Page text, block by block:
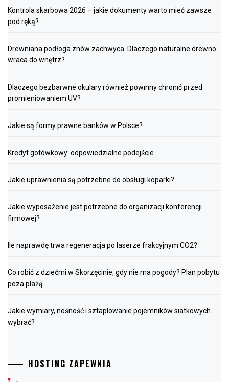
Kontrola skarbowa 2026 – jakie dokumenty warto mieć zawsze
pod ręką?
Drewniana podłoga znów zachwyca. Dlaczego naturalne drewno
wraca do wnętrz?
Dlaczego bezbarwne okulary również powinny chronić przed
promieniowaniem UV?
Jakie są formy prawne banków w Polsce?
Kredyt gotówkowy: odpowiedzialne podejście
Jakie uprawnienia są potrzebne do obsługi koparki?
Jakie wyposażenie jest potrzebne do organizacji konferencji
firmowej?
Ile naprawdę trwa regeneracja po laserze frakcyjnym CO2?
Co robić z dziećmi w Skorzęcinie, gdy nie ma pogody? Plan pobytu
poza plażą
Jakie wymiary, nośność i sztaplowanie pojemników siatkowych
wybrać?
HOSTING ZAPEWNIA